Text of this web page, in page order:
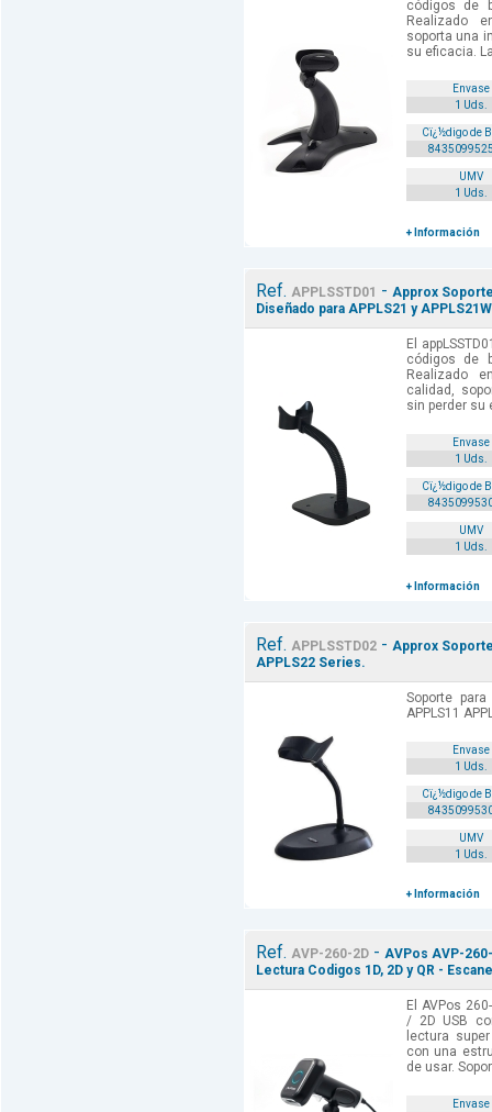
códigos de
Realizado
soporta una
su eficacia.
Envase
1 Uds.
Cï¿½digo de
UMV
1 Uds.
+ Información
Ref. APPLSSTD01 - Approx
Diseñado para APPLS21 y
El
códigos de
Realizado
calidad,
sin perder su
Envase
1 Uds.
Cï¿½digo de
UMV
1 Uds.
+ Información
Ref. APPLSSTD02 - Approx
APPLS22 Series.
Soporte
APPLS11
Envase
1 Uds.
Cï¿½digo de
UMV
1 Uds.
+ Información
Ref. AVP-260-2D - AVPos AVP-
Lectura Codigos 1D, 2D y QR -
El AVPos
/ 2D USB
lectura
con una
de usar.
Envase